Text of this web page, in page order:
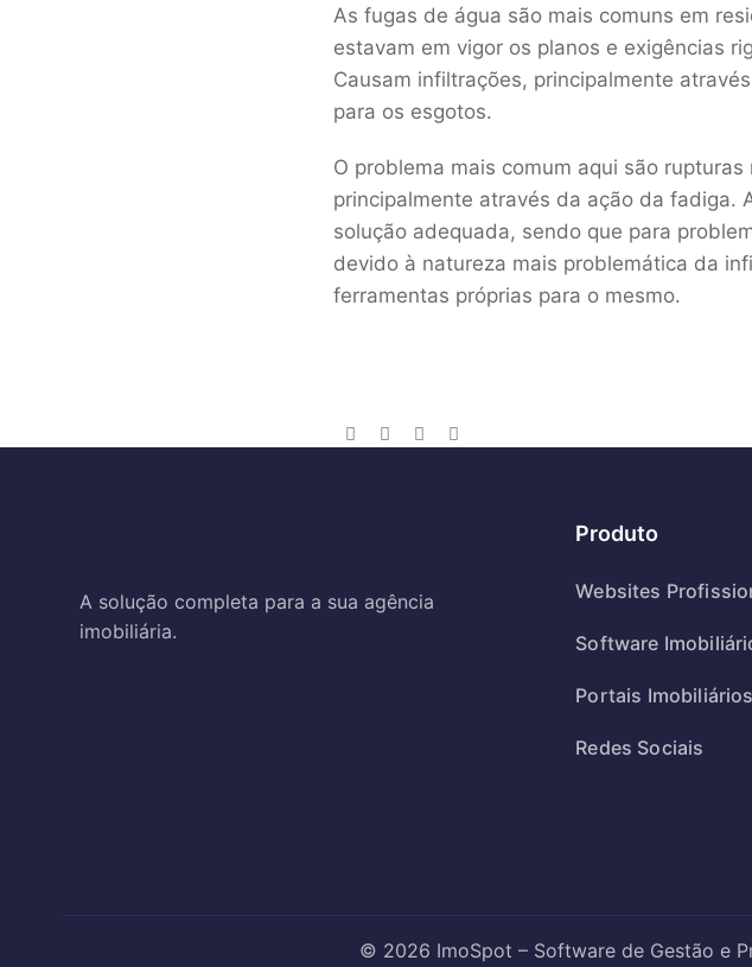
As fugas de água são mais comuns em
estavam em vigor os planos e exigências
Causam infiltrações, principalmente
para os esgotos.
O problema mais comum aqui são
principalmente através da ação da fadiga.
solução adequada, sendo que para
devido à natureza mais problemática da
ferramentas próprias para o mesmo.
A solução completa para a sua agência
imobiliária.
Produto
Websites
Software
Portais Imobiliários
Redes Sociais
© 2026 ImoSpot – Software de Gestão e